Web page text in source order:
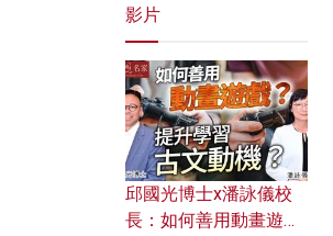
影片
邱國光博士x潘詠儀校
長：如何善用動畫遊戲